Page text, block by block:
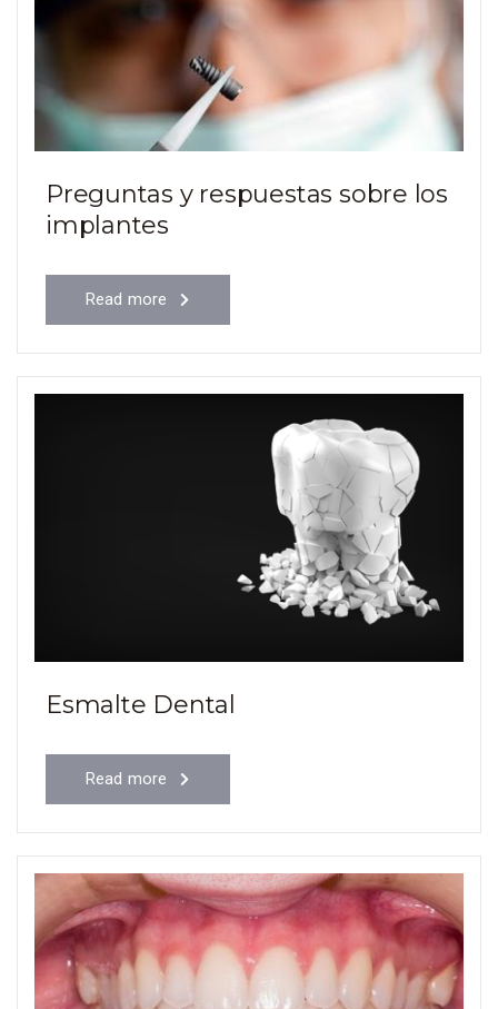
Preguntas y respuestas sobre los
implantes
Read more
Esmalte Dental
Read more